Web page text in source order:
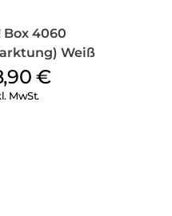
Stand zu halten
sind Telefonie,
vor
Box 4060
Weiß
€
MwSt.